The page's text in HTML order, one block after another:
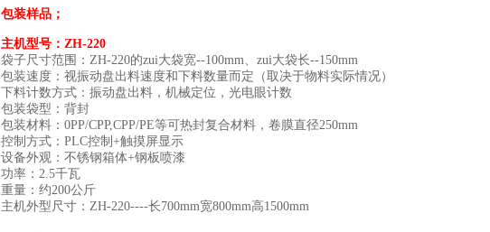
包装样品；
主机型号：ZH-220
袋子尺寸范围：ZH-220的zui大袋宽--100mm、zui大袋长--150mm
包装速度：视振动盘出料速度和下料数量而定（取决于物料实际情况）
下料计数方式：振动盘出料，机械定位，光电眼计数
包装袋型：背封
包装材料：0PP/CPP,CPP/PE等可热封复合材料，卷膜直径250mm
控制方式：PLC控制+触摸屏显示
设备外观：不锈钢箱体+钢板喷漆
功率：2.5千瓦
重量：约200公斤
主机外型尺寸：ZH-220----长700mm宽800mm高1500mm